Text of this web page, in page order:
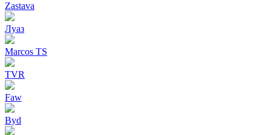
Zastava
Луаз
Marcos TS
TVR
Faw
Byd